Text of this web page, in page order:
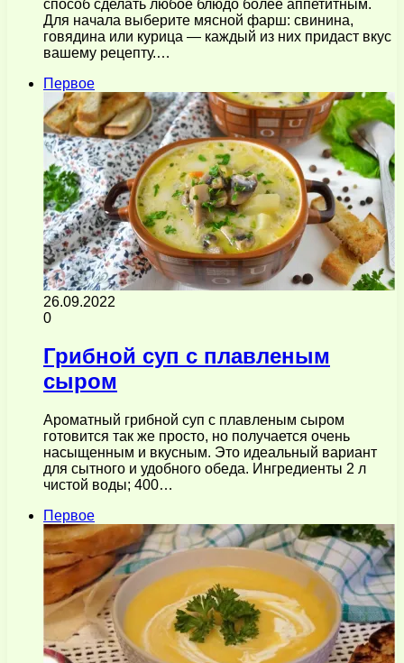
способ сделать любое блюдо более аппетитным.
Для начала выберите мясной фарш: свинина,
говядина или курица — каждый из них придаст вкус
вашему рецепту.…
Первое
26.09.2022
0
Грибной суп с плавленым
сыром
Ароматный грибной суп с плавленым сыром
готовится так же просто, но получается очень
насыщенным и вкусным. Это идеальный вариант
для сытного и удобного обеда. Ингредиенты 2 л
чистой воды; 400…
Первое